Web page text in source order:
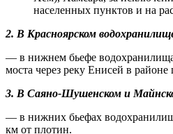
населенных пунктов и на
2. В Красноярском
— в нижнем бьефе
моста через реку Енисей в районе
3. В Саяно-Шушенском и
— в нижних бьефах
км от плотин.